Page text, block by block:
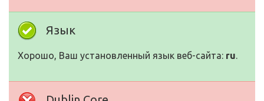
Язык
Хорошо, Ваш установленный язык веб-сайта: ru.